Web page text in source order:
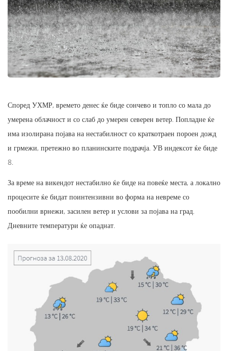
Според УХМР, времето денес ќе биде сончево и топло со мала до
умерена облачност и со слаб до умерен северен ветер. Попладне ќе
има изолирана појава на нестабилност со краткотраен пороен дожд
и грмежи, претежно во планинските подрачја. УВ индексот ќе биде
8.
За време на викендот нестабилно ќе биде на повеќе места, а локално
процесите ќе бидат поинтензивни во форма на невреме со
пообилни врнежи, засилен ветер и услови за појава на град.
Дневните температури ќе опаднат.